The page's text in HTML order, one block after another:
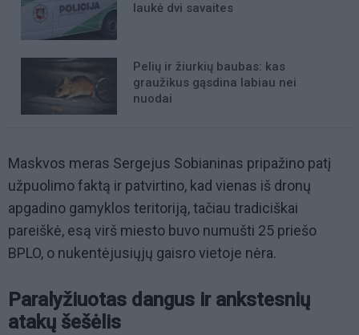
laukė dvi savaites
Pelių ir žiurkių baubas: kas
graužikus gąsdina labiau nei
nuodai
Maskvos meras Sergejus Sobianinas pripažino patį
užpuolimo faktą ir patvirtino, kad vienas iš dronų
apgadino gamyklos teritoriją, tačiau tradiciškai
pareiškė, esą virš miesto buvo numušti 25 priešo
BPLO, o nukentėjusiųjų gaisro vietoje nėra.
Paralyžiuotas dangus ir ankstesnių
atakų šešėlis